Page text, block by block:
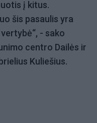
į kitus.
šis pasaulis yra
- sako
centro Dailės ir
Kuliešius.